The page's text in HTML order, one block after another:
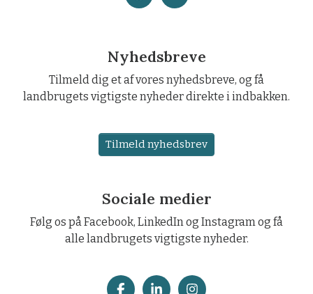
Nyhedsbreve
Tilmeld dig et af vores nyhedsbreve, og få
landbrugets vigtigste nyheder direkte i indbakken.
Tilmeld nyhedsbrev
Sociale medier
Følg os på Facebook, LinkedIn og Instagram og få
alle landbrugets vigtigste nyheder.